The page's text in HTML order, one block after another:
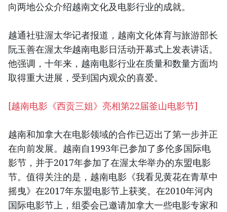
向两地公众介绍越南文化及电影行业的成就。
越通社驻渥太华记者报道，越南文化体育与旅游部长
阮玉善在渥太华越南电影日活动开幕式上发表讲话。
他强调，十年来，越南电影行业在质量和数量方面均
取得重大进展，受到国内观众的喜爱。
[越南电影《西贡三姐》亮相第22届釜山电影节]
越南和加拿大在电影领域的合作已迈出了第一步并正
在向前发展。越南自1993年已参加了多伦多国际电
影节，并于2017年参加了在渥太华举办的东盟电影
节。值得关注的是，越南电影《我看见黄花在青草中
摇曳》在2017年东盟电影节上获奖。在2010年河内
国际电影节上，组委会已邀请加拿大一些电影专家和